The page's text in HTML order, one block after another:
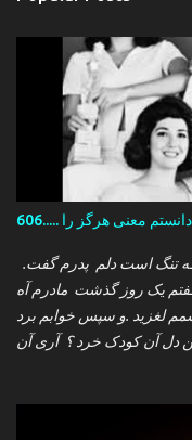
.خانه, دلتنگ غروبی خفه بود .مثل امروزکه تنگ است دلم پدرم گفت
یک روز گذشت مادرم آه
لغزید .و سپس خوابم برد
دل آن کودک خرد ؟ آری آن